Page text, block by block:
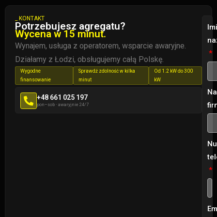
_ KONTAKT
Potrzebujesz agregatu?
Wycena w 15 minut.
Wynajem, usługa z operatorem, wsparcie awaryjne.
Działamy z Łodzi, obsługujemy całą Polskę.
Wygodne
finansowanie
Sprawdź zdolność w kilka
minut
Od 1.2 kW do 300
kW
+48 661 025 197
pon–sob · awaryjnie 24/7